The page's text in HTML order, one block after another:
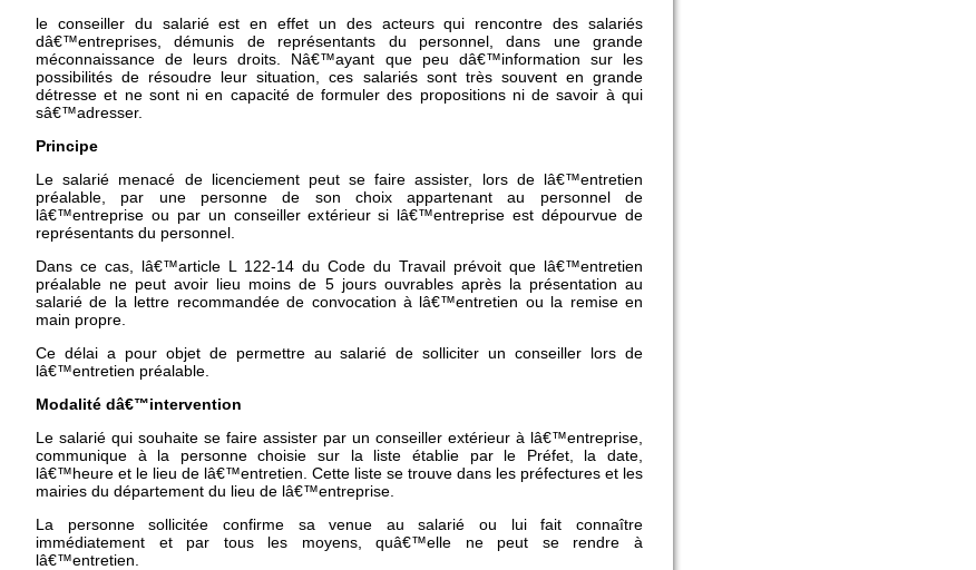
le conseiller du salarié est en effet un des acteurs qui rencontre des salariés
dâ€™entreprises, démunis de représentants du personnel, dans une grande
méconnaissance de leurs droits. Nâ€™ayant que peu dâ€™information sur les
possibilités de résoudre leur situation, ces salariés sont très souvent en grande
détresse et ne sont ni en capacité de formuler des propositions ni de savoir à qui
sâ€™adresser.
Principe
Le salarié menacé de licenciement peut se faire assister, lors de lâ€™entretien
préalable, par une personne de son choix appartenant au personnel de
lâ€™entreprise ou par un conseiller extérieur si lâ€™entreprise est dépourvue de
représentants du personnel.
Dans ce cas, lâ€™article L 122-14 du Code du Travail prévoit que lâ€™entretien
préalable ne peut avoir lieu moins de 5 jours ouvrables après la présentation au
salarié de la lettre recommandée de convocation à lâ€™entretien ou la remise en
main propre.
Ce délai a pour objet de permettre au salarié de solliciter un conseiller lors de
lâ€™entretien préalable.
Modalité dâ€™intervention
Le salarié qui souhaite se faire assister par un conseiller extérieur à lâ€™entreprise,
communique à la personne choisie sur la liste établie par le Préfet, la date,
lâ€™heure et le lieu de lâ€™entretien. Cette liste se trouve dans les préfectures et les
mairies du département du lieu de lâ€™entreprise.
La personne sollicitée confirme sa venue au salarié ou lui fait connaître
immédiatement et par tous les moyens, quâ€™elle ne peut se rendre à
lâ€™entretien.